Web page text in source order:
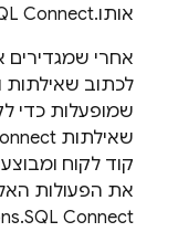
אותו.Connect
אחרי
לכתוב שאילתות
שמופעלות כדי
שאילתות
קוד לקוח
את הפעולות
SQL Connect